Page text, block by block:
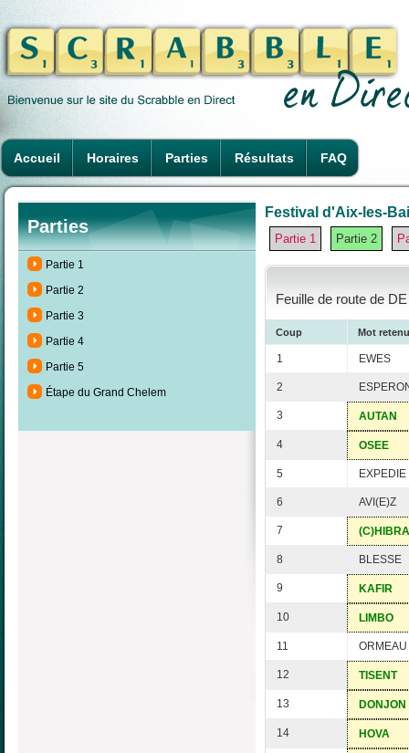
Accueil Horaires Parties Résultats FAQ
Parties
Partie 1
Partie 2
Partie 3
Partie 4
Partie 5
Étape du Grand Chelem
Festival d'Aix-les-
Partie 1 Partie 2
Feuille de route de
Coup Mot retenu
1 EWES
2
3 AUTAN
4 OSEE
5 EXPEDIE
6 AVI(E)Z
7
8 BLESSE
9 KAFIR
10 LIMBO
11 ORMEAU
12 TISENT
13 DONJON
14 HOVA